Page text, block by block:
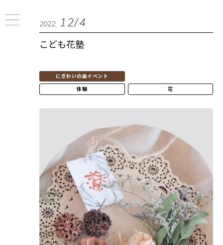
2022. 12/4
こども花塾
にぎわいの森イベント
体験
花